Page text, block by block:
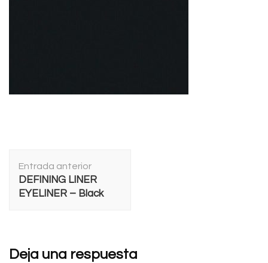
de
entradas
Entrada anterior
DEFINING LINER
EYELINER – Black
Deja una respuesta